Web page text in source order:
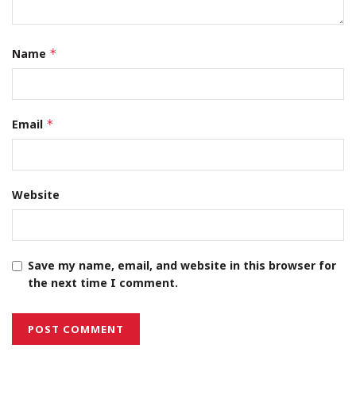
Name *
Email *
Website
Save my name, email, and website in this browser for
the next time I comment.